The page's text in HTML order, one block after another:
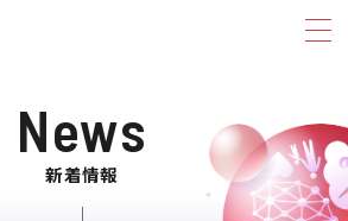
News
新着情報